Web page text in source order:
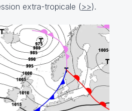
extra-tropicale (>>).